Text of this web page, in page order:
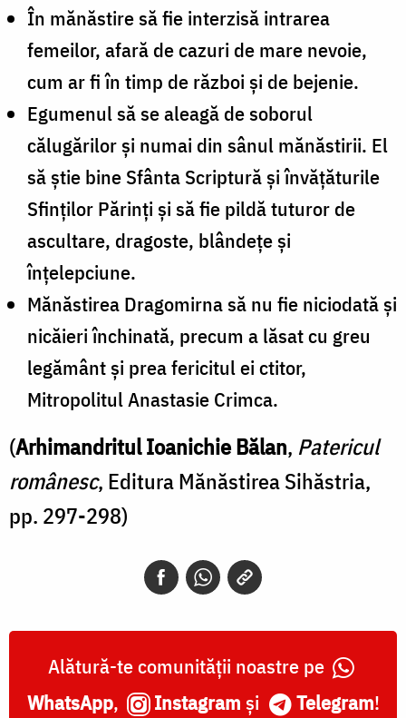
În mănăstire să fie interzisă intrarea
femeilor, afară de cazuri de mare nevoie,
cum ar fi în timp de război şi de bejenie.
Egumenul să se aleagă de soborul
călugărilor şi numai din sânul mănăstirii. El
să ştie bine Sfânta Scriptură şi învăţăturile
Sfinţilor Părinţi şi să fie pildă tuturor de
ascultare, dragoste, blândeţe şi
înţelepciune.
Mănăstirea Dragomirna să nu fie niciodată şi
nicăieri închinată, precum a lăsat cu greu
legământ şi prea fericitul ei ctitor,
Mitropolitul Anastasie Crimca.
(Arhimandritul Ioanichie Bălan, Patericul
românesc, Editura Mănăstirea Sihăstria,
pp. 297-298)
Alătură-te comunității noastre pe
WhatsApp, Instagram și Telegram!